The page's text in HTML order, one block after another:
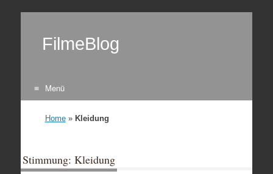
FilmeBlog
Menü
Home» Kleidung
Stimmung: Kleidung